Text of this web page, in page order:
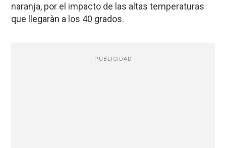
naranja, por el impacto de las altas temperaturas
que llegaràn a los 40 grados.
PUBLICIDAD